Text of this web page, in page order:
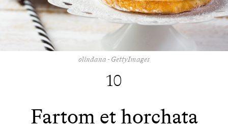
olindana - GettyImages
10
Fartom et horchata